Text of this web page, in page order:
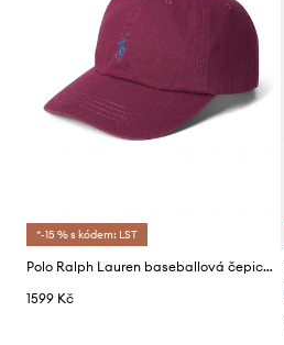
*-15 % s kódem: LST
Polo Ralph Lauren baseballová čepice dámská bavlněná
1599 Kč